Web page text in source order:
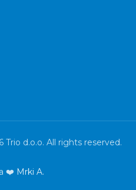
d.o.o. All rights reserved.
❤️ Mrki A.